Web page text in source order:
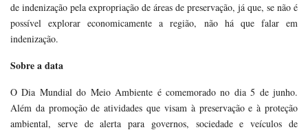
de indenização pela expropriação de áreas de preservação, já que, se não é
possível explorar economicamente a região, não há que falar em
indenização.
Sobre a data
O Dia Mundial do Meio Ambiente é comemorado no dia 5 de junho.
Além da promoção de atividades que visam à preservação e à proteção
ambiental, serve de alerta para governos, sociedade e veículos de